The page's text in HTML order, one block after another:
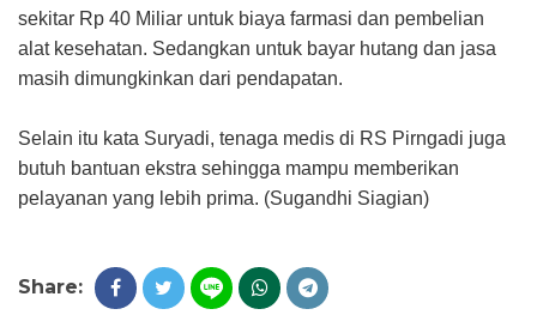
sekitar Rp 40 Miliar untuk biaya farmasi dan pembelian
alat kesehatan. Sedangkan untuk bayar hutang dan jasa
masih dimungkinkan dari pendapatan.
Selain itu kata Suryadi, tenaga medis di RS Pirngadi juga
butuh bantuan ekstra sehingga mampu memberikan
pelayanan yang lebih prima. (Sugandhi Siagian)
Share: